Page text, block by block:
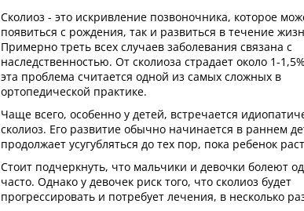
Сколиоз - это искривление позвоночника, которое
появиться с рождения, так и развиться в течение
Примерно треть всех случаев заболевания связана с
наследственностью. От сколиоза страдает около 1-
эта проблема считается одной из самых сложных в
ортопедической практике.
Чаще всего, особенно у детей, встречается
сколиоз. Его развитие обычно начинается в раннем
продолжает усугубляться до тех пор, пока ребенок
Стоит подчеркнуть, что мальчики и девочки болеют
часто. Однако у девочек риск того, что сколиоз будет
прогрессировать и потребует лечения, в несколько